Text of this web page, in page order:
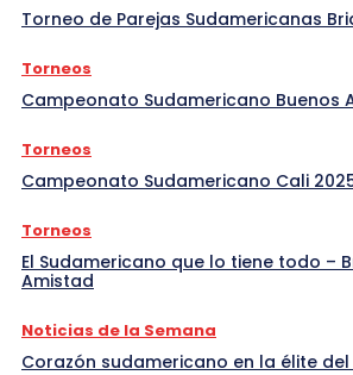
Torneo de Parejas Sudamericanas
Torneos
Campeonato Sudamericano Buenos
Torneos
Campeonato Sudamericano Cali
Torneos
El Sudamericano que lo tiene todo –
Amistad
Noticias de la Semana
Corazón sudamericano en la élite del